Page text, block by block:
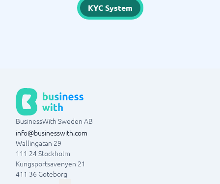
KYC System
BusinessWith Sweden AB
info@businesswith.com
Wallingatan 29
111 24Stockholm
Kungsportsavenyen 21
411 36 Göteborg